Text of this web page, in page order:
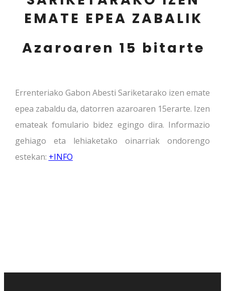
EMATE EPEA ZABALIK
Azaroaren 15 bitarte
Errenteriako Gabon Abesti Sariketarako izen emate
epea zabaldu da, datorren azaroaren 15erarte. Izen
emateak fomulario bidez egingo dira. Informazio
gehiago eta lehiaketako oinarriak ondorengo
estekan: +INFO